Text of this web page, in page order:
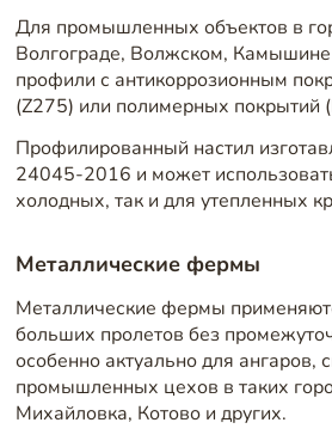
Для промышленных объектов в
Волгограде, Волжском,
профили с антикоррозионным
(Z275) или полимерных покрытий
Профилированный настил
24045-2016 и может
холодных, так и для утепленных
Металлические фермы
Металлические фермы
больших пролетов без
особенно актуально для ангаров,
промышленных цехов в таких
Михайловка, Котово и других.